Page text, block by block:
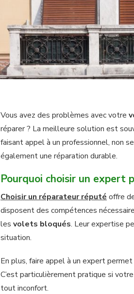
Vous avez des problèmes avec votre
réparer ? La meilleure solution est
faisant appel à un professionnel, non
également une réparation durable.
Pourquoi choisir un expert
Choisir un réparateur réputé offre
disposent des compétences
les volets bloqués. Leur expertise
situation.
En plus, faire appel à un expert
C’est particulièrement pratique si
tout inconfort.